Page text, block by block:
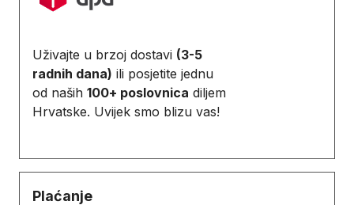
Uživajte u brzoj dostavi (3-5
radnih dana) ili posjetite jednu
od naših 100+ poslovnica diljem
Hrvatske. Uvijek smo blizu vas!
Plaćanje